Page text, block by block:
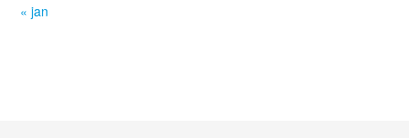
« jan